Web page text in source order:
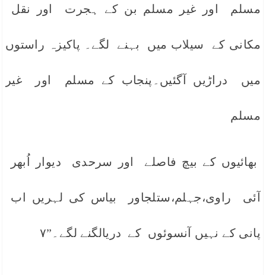
مسلم اور غیر مسلم بن کے ہجرت اور نقل
مکانی کے سیلاب میں بہنے لگے۔ پاکیزہ راستوں
میں دراڑیں آگئیں۔پنجاب کے مسلم اور غیر
مسلم
بھائیوں کے بیچ فاصلے اور سرحدی دیوار اُبھر
آئی راوی،جہلم،ستلجاور بیاس کی لہریں اب
پانی کے نہیں آنسوئوں کے دریالگنے لگے۔”٧